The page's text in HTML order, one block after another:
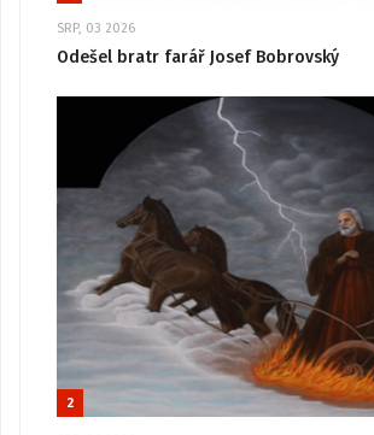
SRP, 03 2026
Odešel bratr farář Josef Bobrovský
2